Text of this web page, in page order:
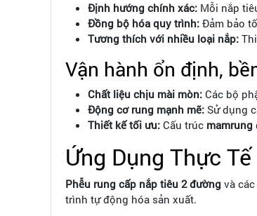
Định hướng chính xác: Mỗi nắp
Đồng bộ hóa quy trình: Đảm bảo
Tương thích với nhiều loại nắp:
Vận hành ổn định,
Chất liệu chịu mài mòn: Các bộ
Động cơ rung mạnh mẽ: Sử dụng
Thiết kế tối ưu: Cấu trúc mamrung
Ứng Dụng Thực
Phễu rung cấp nắp tiêu 2 đường và
trình tự động hóa sản xuất.